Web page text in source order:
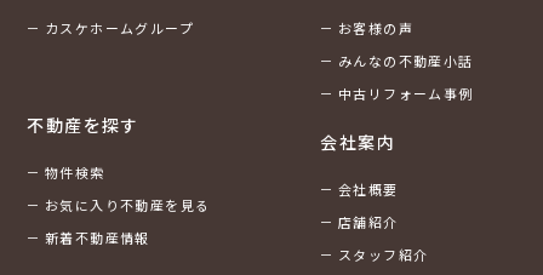
カスケホームグループ
不動産を探す
物件検索
お気に入り不動産を見る
新着不動産情報
お客様の声
みんなの不動産小話
中古リフォーム事例
会社案内
会社概要
店舗紹介
スタッフ紹介